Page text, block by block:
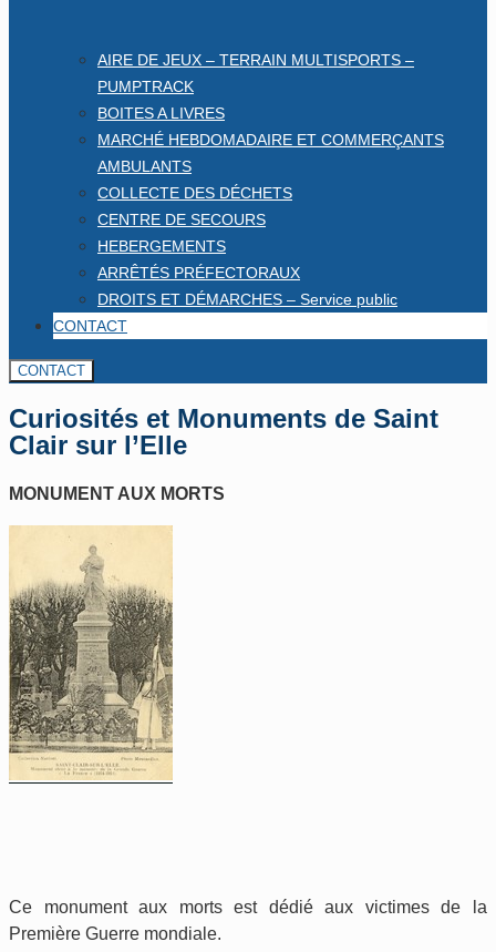
AIRE DE JEUX – TERRAIN MULTISPORTS –
PUMPTRACK
BOITES A LIVRES
MARCHÉ HEBDOMADAIRE ET COMMERÇANTS
AMBULANTS
COLLECTE DES DÉCHETS
CENTRE DE SECOURS
HEBERGEMENTS
ARRÊTÉS PRÉFECTORAUX
DROITS ET DÉMARCHES – Service public
CONTACT
CONTACT
Curiosités et Monuments de Saint
Clair sur l’Elle
MONUMENT AUX MORTS
Ce monument aux morts est dédié aux victimes de la
Première Guerre mondiale.